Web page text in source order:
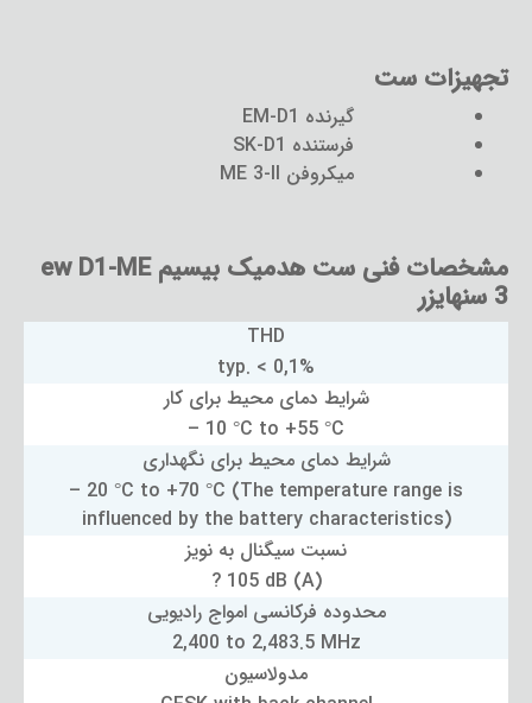
تجهیزات ست
گیرنده EM-D1
فرستنده SK-D1
میکروفن ME 3-II
مشخصات فنی ست هدمیک بیسیم ew D1-ME
3 سنهایزر
THD
typ. < 0,1%
شرایط دمای محیط برای کار
– 10 °C to +55 °C
شرایط دمای محیط برای نگهداری
– 20 °C to +70 °C (The temperature range is
influenced by the battery characteristics)
نسبت سیگنال به نویز
? 105 dB (A)
محدوده فرکانسی امواج رادیویی
2,400 to 2,483.5 MHz
مدولاسیون